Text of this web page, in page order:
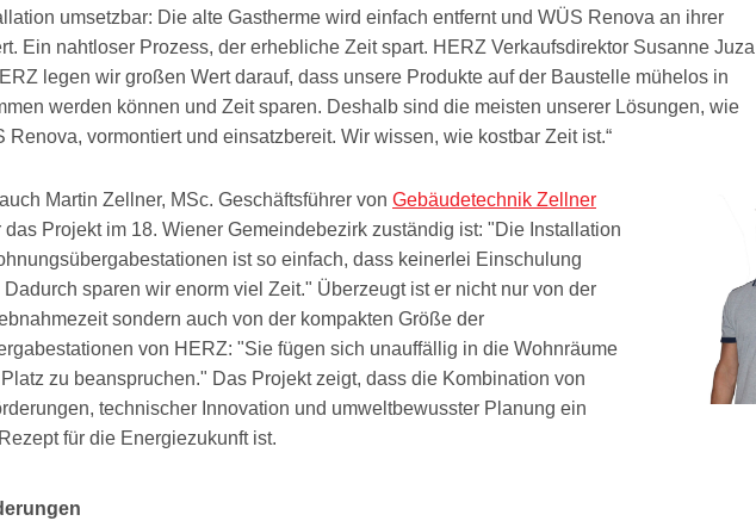
umsetzbar: Die alte Gastherme wird einfach entfernt und WÜS Renova an ihrer
Ein nahtloser Prozess, der erhebliche Zeit spart. HERZ Verkaufsdirektor Susanne Juza
legen wir großen Wert darauf, dass unsere Produkte auf der Baustelle mühelos in
werden können und Zeit sparen. Deshalb sind die meisten unserer Lösungen, wie
Renova, vormontiert und einsatzbereit. Wir wissen, wie kostbar Zeit ist.“
Martin Zellner, MSc. Geschäftsführer von Gebäudetechnik Zellner
das Projekt im 18. Wiener Gemeindebezirk zuständig ist: "Die Installation
ist so einfach, dass keinerlei Einschulung
sparen wir enorm viel Zeit." Überzeugt ist er nicht nur von der
sondern auch von der kompakten Größe der
von HERZ: "Sie fügen sich unauffällig in die Wohnräume
zu beanspruchen." Das Projekt zeigt, dass die Kombination von
technischer Innovation und umweltbewusster Planung ein
für die Energiezukunft ist.